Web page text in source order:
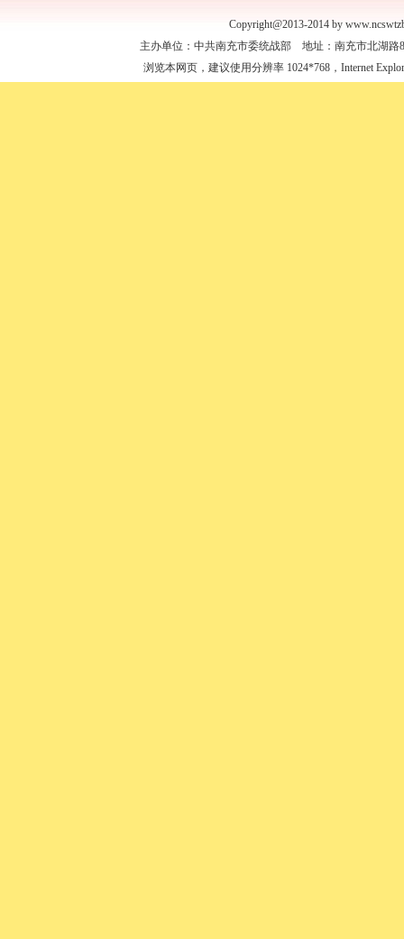
Copyright@2013-2014 by
主办单位：中共南充市委统战部 地址：南充市北湖
浏览本网页，建议使用分辨率 1024*768，Internet